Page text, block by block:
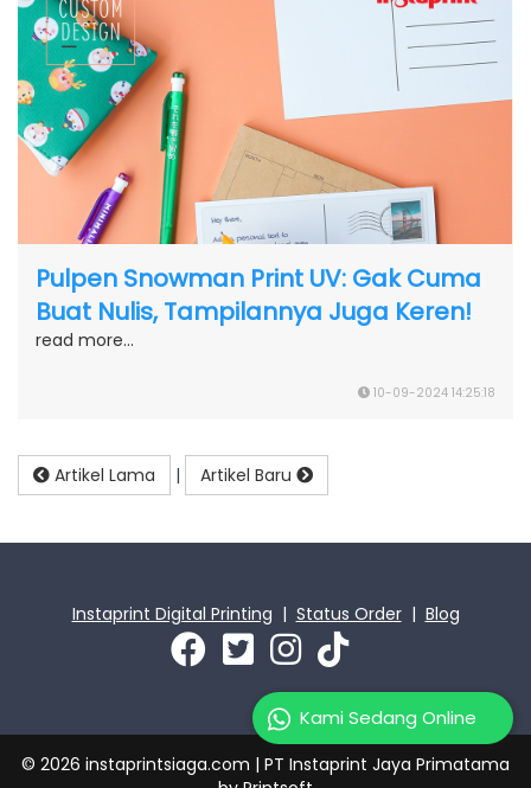
Pulpen Snowman Print UV: Gak Cuma
Buat Nulis, Tampilannya Juga Keren!
read more...
10-09-2024 14:25:18
Artikel Lama | Artikel Baru
Instaprint Digital Printing | Status Order| Blog
Kami Sedang Online
© 2026 instaprintsiaga.com | PT Instaprint Jaya Primatama